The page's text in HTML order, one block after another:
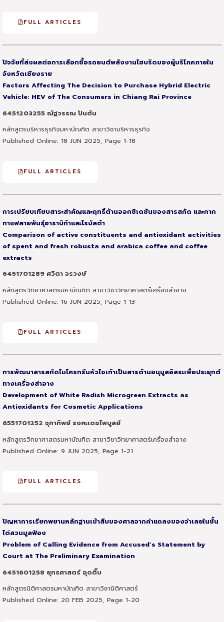
FULL ARTICLES
ปัจจัยที่ส่งผลต่อการเลือกซื้อรถยนต์พลังงานไฮบริดของผู้บริโภคภายใน
จังหวัดเชียงราย
Factors Affecting The Decision to Purchase Hybrid Electric
Vehicle: HEV of The Consumers in Chiang Rai Province
6451203255 ณัฐวรรณ ปันตัน
หลักสูตรบริหารธุรกิจมหาบัณฑิต สาขาวิชาบริหารธุรกิจ
Published Online: 18 JUN 2025, Page 1-18
FULL ARTICLES
การเปรียบเทียบสาระสำคัญและฤทธิ์ต้านออกซิเดชันของสารสกัด และกาก
กาแฟสายพันธุ์อาราบิก้าและโรบัสต้า
Comparison of active constituents and antioxidant activities
of spent and fresh robusta and arabica coffee and coffee
extracts
6451701289 ศวิตา จรวงษ์
หลักสูตรวิทยาศาสตรมหาบัณฑิต สาขาวิชาวิทยาศาสตร์เครื่องสำอาง
Published Online: 16 JUN 2025, Page 1-13
FULL ARTICLES
การพัฒนาสารสกัดไมโครกรีนหัวไชเท้าเป็นสารต้านอนุมูลอิสระเพื่อประยุกต์
ทางเครื่องสำอาง
Development of White Radish Microgreen Extracts as
Antioxidants for Cosmetic Applications
6551701252 จุฑาทิพย์ รงคะเดชไพบูลย์
หลักสูตรวิทยาศาสตรมหาบัณฑิต สาขาวิชาวิทยาศาสตร์เครื่องสำอาง
Published Online: 9 JUN 2025, Page 1-21
FULL ARTICLES
ปัญหาการเรียกพยานหลักฐานเข้าสืบของศาลจากคำแถลงของจำเลยในชั้น
ไต่สวนมูลฟ้อง
Problem of Calling Evidence from Accused’s Statement by
Court at The Preliminary Examination
6451601258 ยุทธศาสตร์ อุดติ๊บ
หลักสูตรนิติศาสตรมหาบัณฑิต สาขาวิชานิติศาสตร์
Published Online: 20 FEB 2025, Page 1-20